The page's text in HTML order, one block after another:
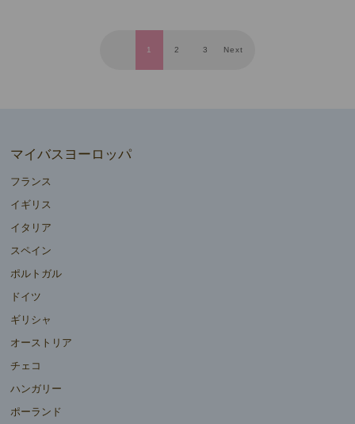
1 2 3 Next
マイバスヨーロッパ
フランス
イギリス
イタリア
スペイン
ポルトガル
ドイツ
ギリシャ
オーストリア
チェコ
ハンガリー
ポーランド